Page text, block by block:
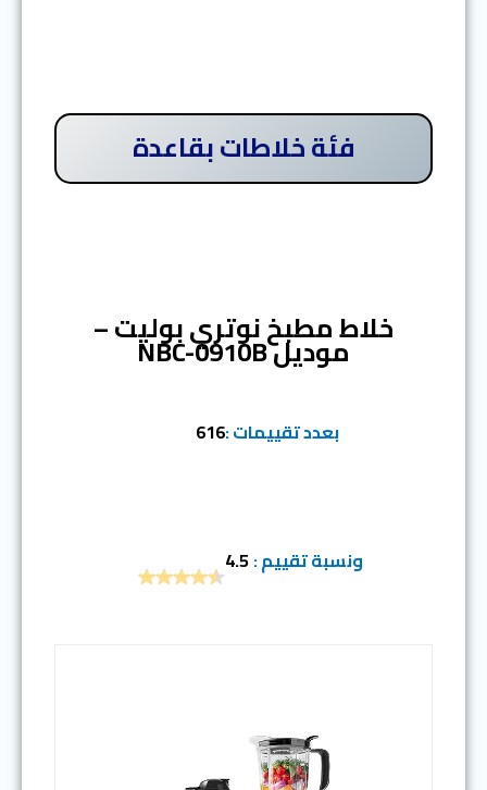
فئة خلاطات بقاعدة
خلاط مطبخ نوتري بوليت –
موديل ‎NBC-0910B
بعدد تقييمات :616
ونسبة تقييم :4.5